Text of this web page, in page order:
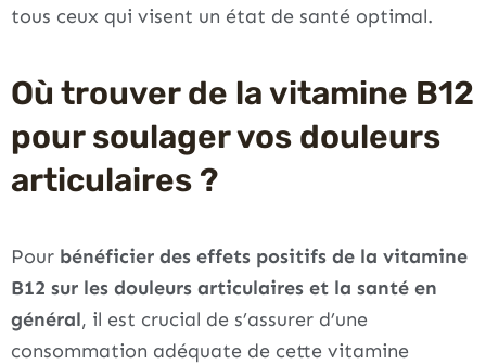
tous ceux qui visent un état de santé optimal.
Où trouver de la vitamine B12
pour soulager vos douleurs
articulaires ?
Pour bénéficier des effets positifs de la vitamine
B12 sur les douleurs articulaires et la santé en
général, il est crucial de s’assurer d’une
consommation adéquate de cette vitamine